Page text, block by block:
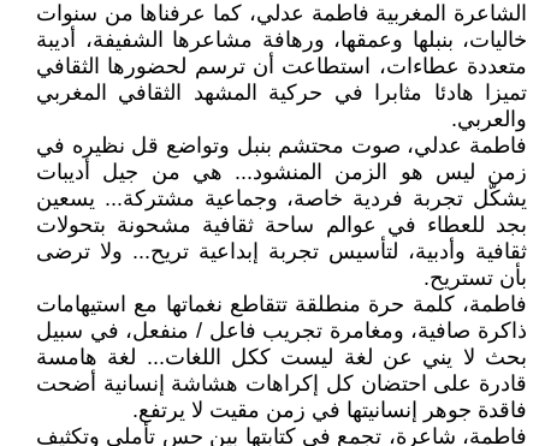
الشاعرة المغربية فاطمة عدلي، كما عرفناها من سنوات
خاليات، بنبلها وعمقها، ورهافة مشاعرها الشفيفة، أديبة
متعددة عطاءات، استطاعت أن ترسم لحضورها الثقافي
تميزا هادئا مثابرا في حركية المشهد الثقافي المغربي
والعربي.
فاطمة عدلي، صوت محتشم بنبل وتواضع قل نظيره في
زمن ليس هو الزمن المنشود... هي من جيل أديبات
يشكّل تجربة فردية خاصة، وجماعية مشتركة... يسعين
بجد للعطاء في عوالم ساحة ثقافية مشحونة بتحولات
ثقافية وأدبية، لتأسيس تجربة إبداعية تريح... ولا ترضى
بأن تستريح.
فاطمة، كلمة حرة منطلقة تتقاطع نغماتها مع استيهامات
ذاكرة صافية، ومغامرة تجريب فاعل / منفعل، في سبيل
بحث لا يني عن لغة ليست ككل اللغات... لغة هامسة
قادرة على احتضان كل إكراهات هشاشة إنسانية أضحت
فاقدة جوهر إنسانيتها في زمن مقيت لا يرتفع.
فاطمة، شاعرة، تجمع في كتابتها بين حس تأملي وتكثيف